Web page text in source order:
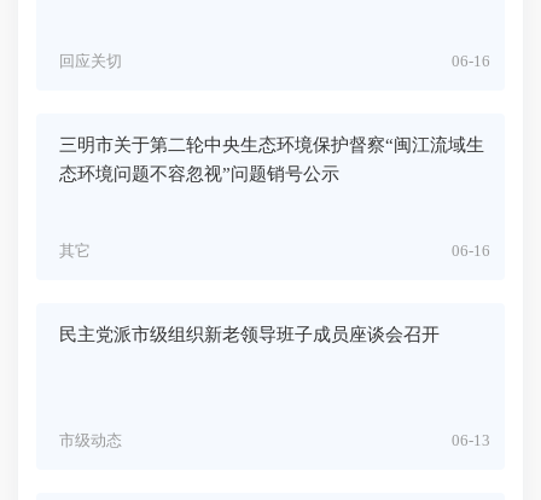
06-16
回应关切
三明市关于第二轮中央生态环境保护督察“闽江流域生
态环境问题不容忽视”问题销号公示
06-16
其它
民主党派市级组织新老领导班子成员座谈会召开
06-13
市级动态